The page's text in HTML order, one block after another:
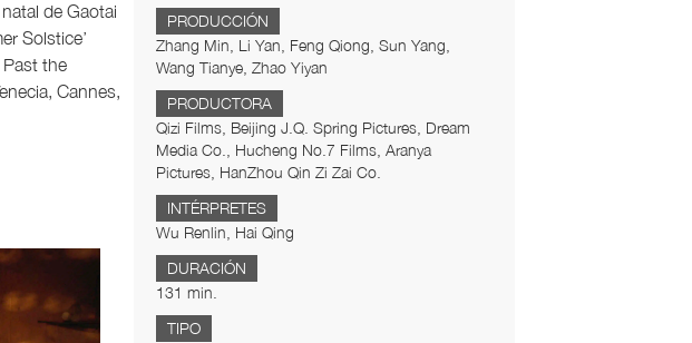
de Gaotai
Solstice’
Past the
Cannes,
PRODUCCIÓN
Zhang Min, Li Yan, Feng Qiong, Sun Yang,
Wang Tianye, Zhao Yiyan
PRODUCTORA
Qizi Films, Beijing J.Q. Spring Pictures, Dream
Media Co., Hucheng No.7 Films, Aranya
Pictures, HanZhou Qin Zi Zai Co.
INTÉRPRETES
Wu Renlin, Hai Qing
DURACIÓN
131 min.
TIPO